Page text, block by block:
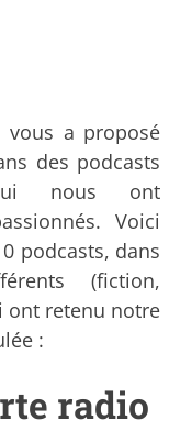
vous a proposé
des podcasts
nous ont
Voici
podcasts, dans
(fiction,
ont retenu notre
:
radio